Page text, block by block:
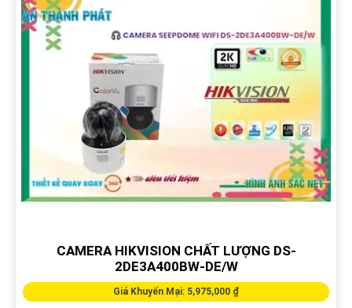
CAMERA HIKVISION CHẤT LƯỢNG DS-
2DE3A400BW-DE/W
Giá Khuyến Mại: 5,975,000 ₫